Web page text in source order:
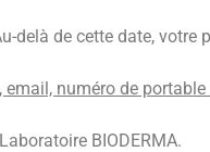
delà de cette date, votre
email, numéro de portable
BIODERMA.